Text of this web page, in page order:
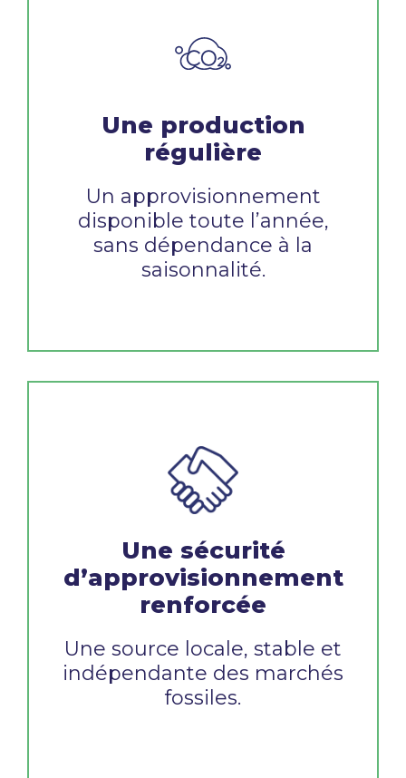
Une production
régulière
Un approvisionnement
disponible toute l’année,
sans dépendance à la
saisonnalité.
Une sécurité
d’approvisionnement
renforcée
Une source locale, stable et
indépendante des marchés
fossiles.